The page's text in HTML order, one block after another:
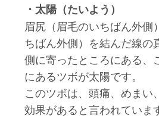
・太陽（たいよう）
眉尻（眉毛のいちばん外側
ちばん外側）を結んだ線の
側に寄ったところにある、
にあるツボが太陽です。
このツボは、頭痛、めまい
効果があると言われていま